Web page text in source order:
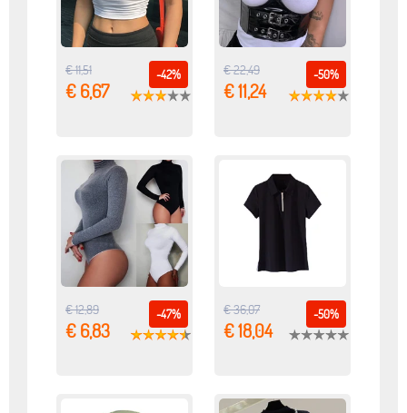
-42%
€ 11,51
€ 6,67
-50%
€ 22,49
€ 11,24
-47%
€ 12,89
€ 6,83
-50%
€ 36,07
€ 18,04